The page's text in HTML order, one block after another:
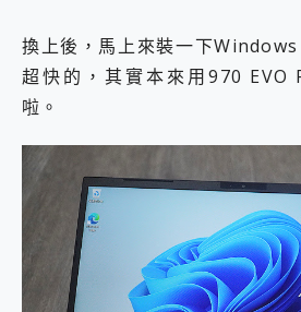
換上後，馬上來裝一下
超快的，其實本來用970 EVO
啦。